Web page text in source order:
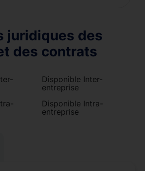
juridiques des
des contrats
Disponible Inter-
entreprise
Disponible Intra-
entreprise